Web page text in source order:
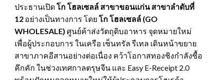
ประธานเปิดโก โฮลเซลล์ สาขาขอนแก่น สาขาลำดับที่
12 อย่างเป็นทางการ โดย โก โฮลเซลล์ (GO
WHOLESALE) ศูนย์ค้าส่งวัตถุดิบอาหาร จุดหมายใหม่
เพื่อผู้ประกอบการ ในเครือ เซ็นทรัล รีเทล เดินหน้าขยาย
สาขาภาคอีสานอย่างต่อเนื่อง คว้าโอกาสทองชิงกำลังซื้อ
คึกคัก ในช่วงเทศกาลตรุษจีน และ Easy E-Receipt 2.0